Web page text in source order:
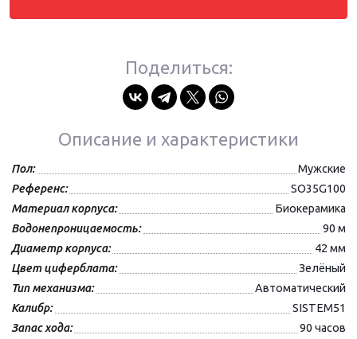
Поделиться:
Описание и характеристики
Пол:
Мужские
Референс:
SO35G100
Материал корпуса:
Биокерамика
Водонепроницаемость:
90 м
Диаметр корпуса:
42 мм
Цвет циферблата:
Зелёный
Тип механизма:
Автоматический
Калибр:
SISTEM51
Запас хода:
90 часов